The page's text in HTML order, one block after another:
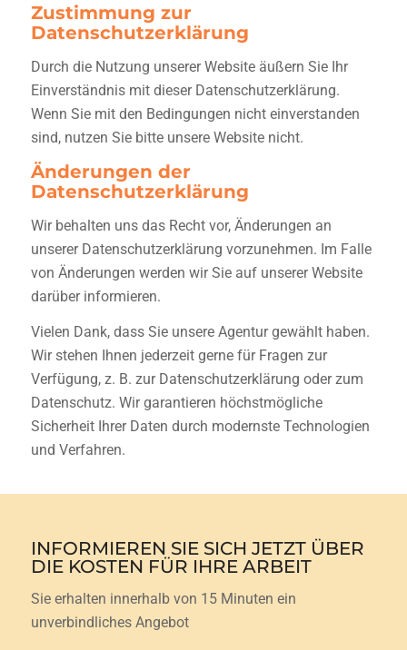
Zustimmung zur
Datenschutzerklärung
Durch die Nutzung unserer Website äußern Sie Ihr
Einverständnis mit dieser Datenschutzerklärung.
Wenn Sie mit den Bedingungen nicht einverstanden
sind, nutzen Sie bitte unsere Website nicht.
Änderungen der
Datenschutzerklärung
Wir behalten uns das Recht vor, Änderungen an
unserer Datenschutzerklärung vorzunehmen. Im Falle
von Änderungen werden wir Sie auf unserer Website
darüber informieren.
Vielen Dank, dass Sie unsere Agentur gewählt haben.
Wir stehen Ihnen jederzeit gerne für Fragen zur
Verfügung, z. B. zur Datenschutzerklärung oder zum
Datenschutz. Wir garantieren höchstmögliche
Sicherheit Ihrer Daten durch modernste Technologien
und Verfahren.
INFORMIEREN SIE SICH JETZT ÜBER
DIE KOSTEN FÜR IHRE ARBEIT
Sie erhalten innerhalb von 15 Minuten ein
unverbindliches Angebot